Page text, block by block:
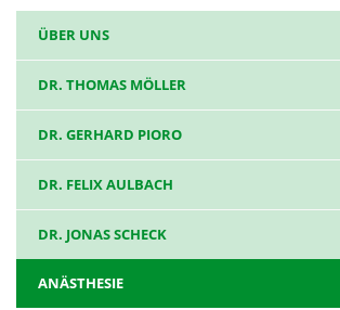
ÜBER UNS
DR. THOMAS MÖLLER
DR. GERHARD PIORO
DR. FELIX AULBACH
DR. JONAS SCHECK
ANÄSTHESIE